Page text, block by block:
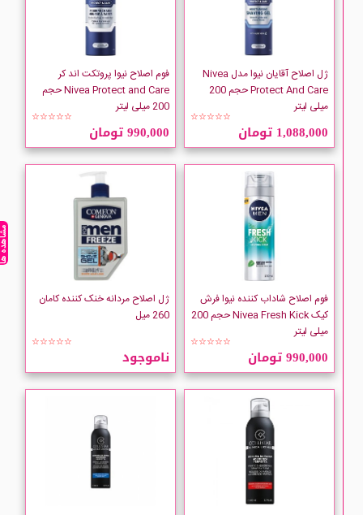
ژل اصلاح آقایان نیوا مدل Nivea
Protect And Care حجم 200
میلی لیتر
☆☆☆☆☆
1,088,000 تومان
فوم اصلاح نیوا پروتکت اند کر
Nivea Protect and Care حجم
200 میلی لیتر
☆☆☆☆☆
990,000 تومان
فوم اصلاح شاداب کننده نیوا فرش
کیک Nivea Fresh Kick حجم 200
میلی لیتر
☆☆☆☆☆
990,000 تومان
ژل اصلاح مردانه خنک کننده کامان
260 میل
☆☆☆☆☆
ناموجود